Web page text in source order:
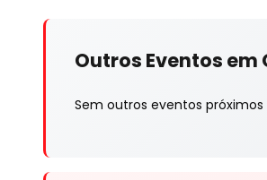
Outros Eventos em
Sem outros eventos próximos